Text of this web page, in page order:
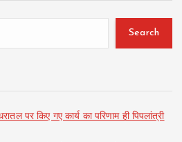
Search
पर किए गए कार्य का परिणाम ही पिपलांत्री